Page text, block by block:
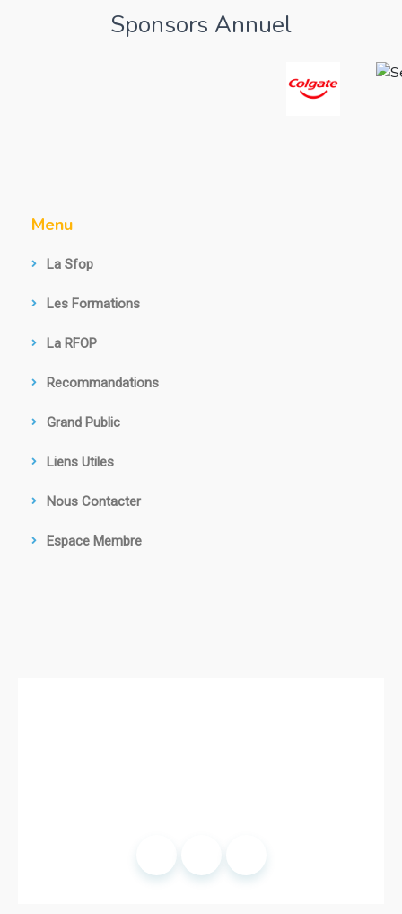
Sponsors Annuel
Menu
La Sfop
Les Formations
La RFOP
Recommandations
Grand Public
Liens Utiles
Nous Contacter
Espace Membre